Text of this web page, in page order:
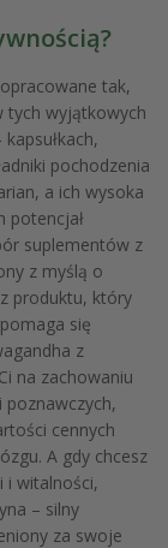
tak,
tych wyjątkowych
pochodzenia
a ich wysoka
potencjał
suplementów z
z myślą o
produktu, który
się
z
na zachowaniu
poznawczych,
cennych
A gdy chcesz
i witalności,
– silny
za swoje